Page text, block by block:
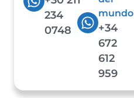
234
0748
mundo
+34
672
612
959